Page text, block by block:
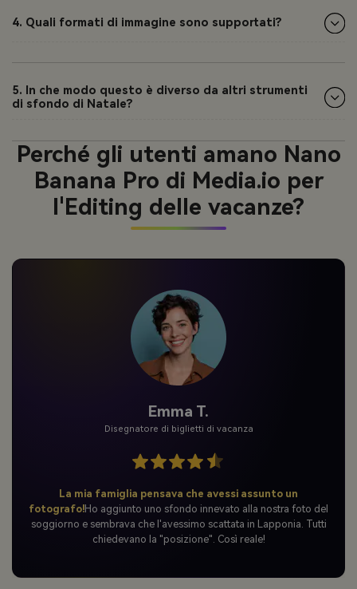
4. Quali formati di immagine sono supportati?
5. In che modo questo è diverso da altri strumenti
di sfondo di Natale?
Perché gli utenti amano Nano
Banana Pro di Media.io per
l'Editing delle vacanze?
Emma T.
Disegnatore di biglietti di vacanza
La mia famiglia pensava che avessi assunto un
fotografo!Ho aggiunto uno sfondo innevato alla nostra foto del
soggiorno e sembrava che l'avessimo scattata in Lapponia. Tutti
chiedevano la "posizione". Così reale!